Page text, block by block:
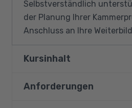
Selbstverständlich
der Planung Ihrer
Anschluss an Ihre
Kursinhalt
Prüfungsteil 'Technische
Anforderungen